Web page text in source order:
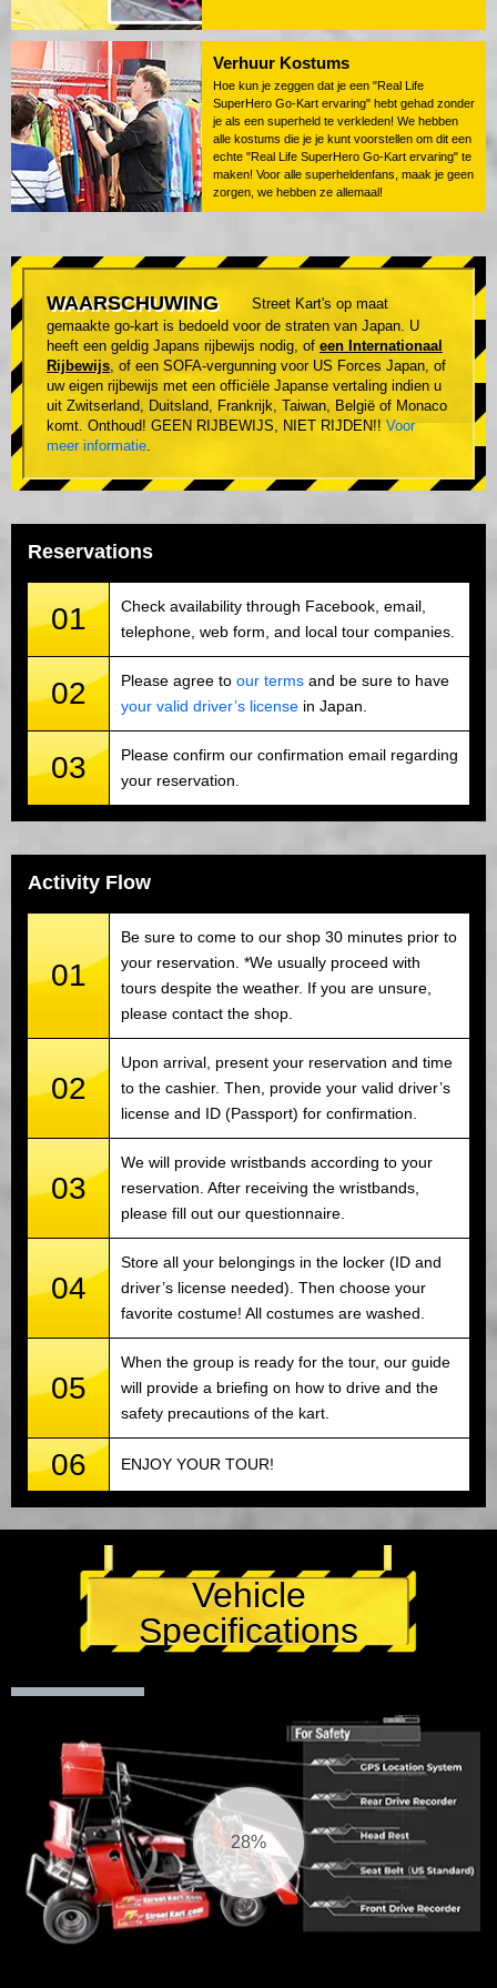
Verhuur Kostums
Hoe kun je zeggen dat je een "Real Life
SuperHero Go-Kart ervaring" hebt gehad zonder
je als een superheld te verkleden! We hebben
alle kostums die je je kunt voorstellen om dit een
echte "Real Life SuperHero Go-Kart ervaring" te
maken! Voor alle superheldenfans, maak je geen
zorgen, we hebben ze allemaal!
WAARSCHUWING
Street Kart's op maat
gemaakte go-kart is bedoeld voor de straten van Japan. U
heeft een geldig Japans rijbewijs nodig, of een Internationaal
Rijbewijs, of een SOFA-vergunning voor US Forces Japan, of
uw eigen rijbewijs met een officiële Japanse vertaling indien u
uit Zwitserland, Duitsland, Frankrijk, Taiwan, België of Monaco
komt. Onthoud! GEEN RIJBEWIJS, NIET RIJDEN!! Voor
meer informatie.
Reservations
01
Check availability through Facebook, email,
telephone, web form, and local tour companies.
02 Please agree to our terms and be sure to have
your valid driver’s license in Japan.
03
Please confirm our confirmation email regarding
your reservation.
Activity Flow
01
Be sure to come to our shop 30 minutes prior to
your reservation. *We usually proceed with
tours despite the weather. If you are unsure,
please contact the shop.
02
Upon arrival, present your reservation and time
to the cashier. Then, provide your valid driver’s
license and ID (Passport) for confirmation.
03
We will provide wristbands according to your
reservation. After receiving the wristbands,
please fill out our questionnaire.
04
Store all your belongings in the locker (ID and
driver’s license needed). Then choose your
favorite costume! All costumes are washed.
05
When the group is ready for the tour, our guide
will provide a briefing on how to drive and the
safety precautions of the kart.
06 ENJOY YOUR TOUR!
Vehicle
Specifications
29%